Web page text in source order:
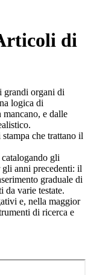
di
grandi organi di
logica di
e dalle
che trattano il
gli
anni precedenti: il
graduale di
da varie testate.
e, nella maggior
di ricerca e